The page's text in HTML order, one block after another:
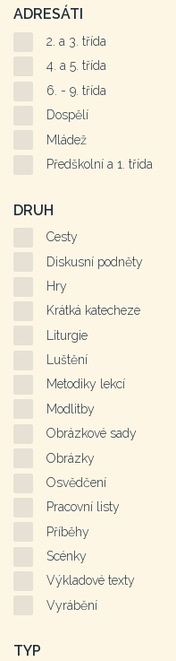
ADRESÁTI
2. a 3. třída
4. a 5. třída
6. - 9. třída
Dospělí
Mládež
Předškolní a 1. třída
DRUH
Cesty
Diskusní podněty
Hry
Krátká katecheze
Liturgie
Luštění
Metodiky lekcí
Modlitby
Obrázkové sady
Obrázky
Osvědčení
Pracovní listy
Příběhy
Scénky
Výkladové texty
Vyrábění
TYP